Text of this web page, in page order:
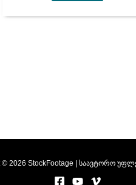
© 2026 StockFootage | საავტორო